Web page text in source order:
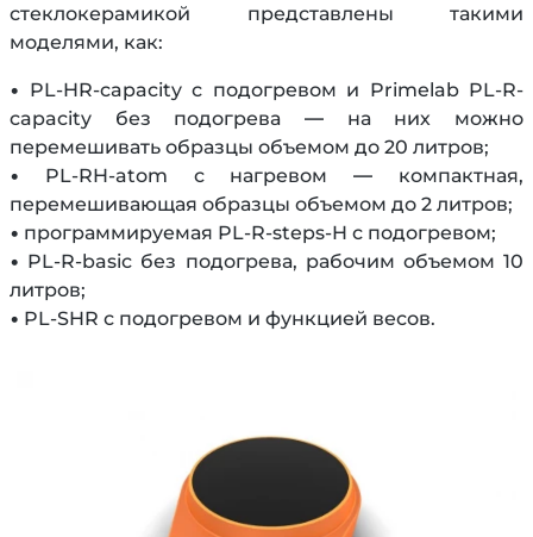
стеклокерамикой представлены такими
моделями, как:
• PL-HR-capacity с подогревом и Primelab PL-R-
capacity без подогрева — на них можно
перемешивать образцы объемом до 20 литров;
• PL-RH-atom с нагревом — компактная,
перемешивающая образцы объемом до 2 литров;
• программируемая PL-R-steps-H с подогревом;
• PL-R-basic без подогрева, рабочим объемом 10
литров;
• PL-SHR с подогревом и функцией весов.